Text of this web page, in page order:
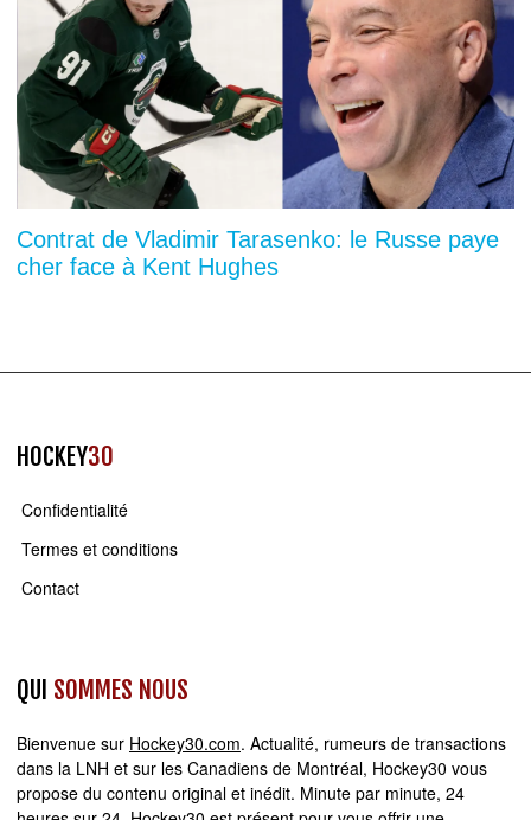
Contrat de Vladimir Tarasenko: le Russe paye
cher face à Kent Hughes
HOCKEY30
Confidentialité
Termes et conditions
Contact
QUI SOMMES NOUS
Bienvenue sur Hockey30.com. Actualité, rumeurs de transactions
dans la LNH et sur les Canadiens de Montréal, Hockey30 vous
propose du contenu original et inédit. Minute par minute, 24